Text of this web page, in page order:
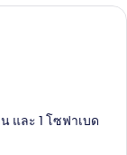
เตารีด/โต๊ะรีดผ้า, Wi-
และ 1 โซฟาเบด